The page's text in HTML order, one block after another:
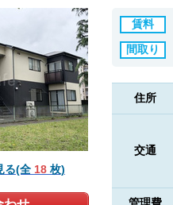
る(全 18 枚)
賃料
間取り
住所
交通